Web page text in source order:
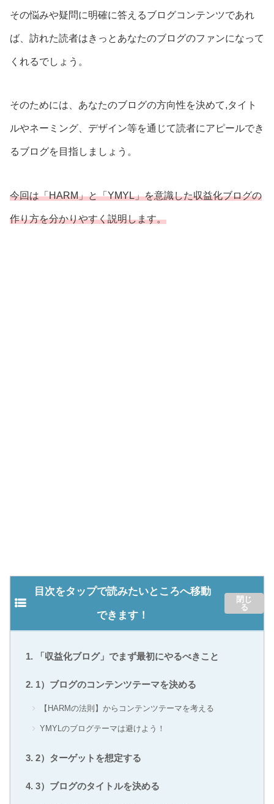
その悩みや疑問に明確に答えるブログコンテンツであれ
ば、訪れた読者はきっとあなたのブログのファンになって
くれるでしょう。
そのためには、あなたのブログの方向性を決めて,タイト
ルやネーミング、デザイン等を通じて読者にアピールでき
るブログを目指しましょう。
今回は「HARM」と「YMYL」を意識した収益化ブログの
作り方を分かりやすく説明します。
目次をタップで読みたいところへ移動
できます！
「収益化ブログ」でまず最初にやるべきこと
1）ブログのコンテンツテーマを決める
【HARMの法則】からコンテンツテーマを考える
YMYLのブログテーマは避けよう！
2）ターゲットを想定する
3）ブログのタイトルを決める